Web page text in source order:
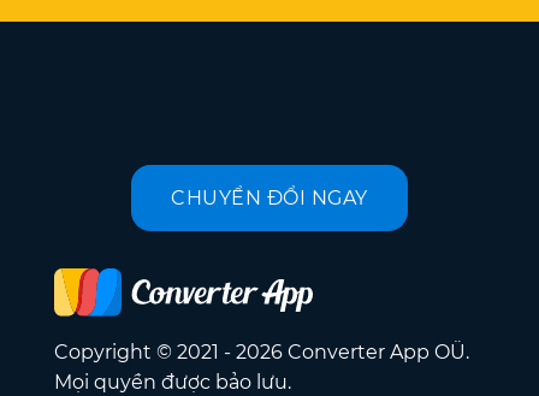
CHUYỂN ĐỔI NGAY
Copyright © 2021 - 2026 Converter App OÜ.
Mọi quyền được bảo lưu.